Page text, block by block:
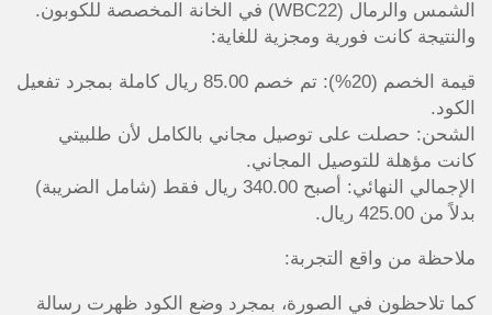
الشمس والرمال (WBC22) في الخانة المخصصة للكوبون.
والنتيجة كانت فورية ومجزية للغاية:
قيمة الخصم (20%): تم خصم 85.00 ريال كاملة بمجرد تفعيل
الكود.
الشحن: حصلت على توصيل مجاني بالكامل لأن طلبيتي
كانت مؤهلة للتوصيل المجاني.
الإجمالي النهائي: أصبح 340.00 ريال فقط (شامل الضريبة)
بدلاً من 425.00 ريال.
ملاحظة من واقع التجربة:
كما تلاحظون في الصورة، بمجرد وضع الكود ظهرت رسالة